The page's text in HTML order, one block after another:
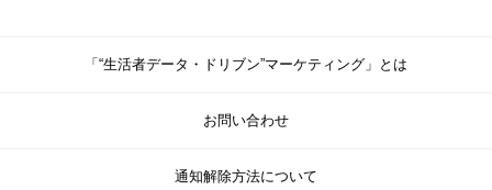
「“生活者データ・ドリブン”マーケティング」とは
お問い合わせ
通知解除方法について